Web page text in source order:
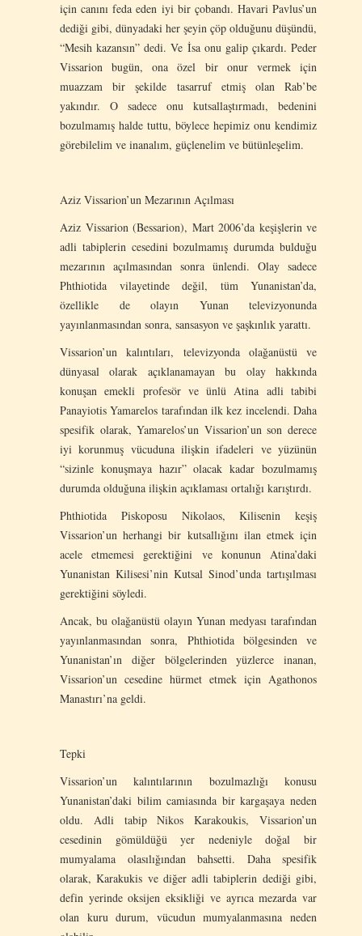
için canını feda eden iyi bir çobandı. Havari Pavlus’un
dediği gibi, dünyadaki her şeyin çöp olduğunu düşündü,
“Mesih kazansın” dedi. Ve İsa onu galip çıkardı. Peder
Vissarion bugün, ona özel bir onur vermek için
muazzam bir şekilde tasarruf etmiş olan Rab’be
yakındır. O sadece onu kutsallaştırmadı, bedenini
bozulmamış halde tuttu, böylece hepimiz onu kendimiz
görebilelim ve inanalım, güçlenelim ve bütünleşelim.
Aziz Vissarion’un Mezarının Açılması
Aziz Vissarion (Bessarion), Mart 2006’da keşişlerin ve
adli tabiplerin cesedini bozulmamış durumda bulduğu
mezarının açılmasından sonra ünlendi. Olay sadece
Phthiotida vilayetinde değil, tüm Yunanistan’da,
özellikle de olayın Yunan televizyonunda
yayınlanmasından sonra, sansasyon ve şaşkınlık yarattı.
Vissarion’un kalıntıları, televizyonda olağanüstü ve
dünyasal olarak açıklanamayan bu olay hakkında
konuşan emekli profesör ve ünlü Atina adli tabibi
Panayiotis Yamarelos tarafından ilk kez incelendi. Daha
spesifik olarak, Yamarelos’un Vissarion’un son derece
iyi korunmuş vücuduna ilişkin ifadeleri ve yüzünün
“sizinle konuşmaya hazır” olacak kadar bozulmamış
durumda olduğuna ilişkin açıklaması ortalığı karıştırdı.
Phthiotida Piskoposu Nikolaos, Kilisenin keşiş
Vissarion’un herhangi bir kutsallığını ilan etmek için
acele etmemesi gerektiğini ve konunun Atina’daki
Yunanistan Kilisesi’nin Kutsal Sinod’unda tartışılması
gerektiğini söyledi.
Ancak, bu olağanüstü olayın Yunan medyası tarafından
yayınlanmasından sonra, Phthiotida bölgesinden ve
Yunanistan’ın diğer bölgelerinden yüzlerce inanan,
Vissarion’un cesedine hürmet etmek için Agathonos
Manastırı’na geldi.
Tepki
Vissarion’un kalıntılarının bozulmazlığı konusu
Yunanistan’daki bilim camiasında bir kargaşaya neden
oldu. Adli tabip Nikos Karakoukis, Vissarion’un
cesedinin gömüldüğü yer nedeniyle doğal bir
mumyalama olasılığından bahsetti. Daha spesifik
olarak, Karakukis ve diğer adli tabiplerin dediği gibi,
defin yerinde oksijen eksikliği ve ayrıca mezarda var
olan kuru durum, vücudun mumyalanmasına neden